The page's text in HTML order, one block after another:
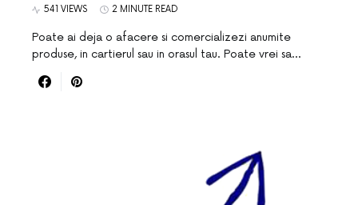
541 VIEWS 2 MINUTE READ
Poate ai deja o afacere si comercializezi anumite
produse, in cartierul sau in orasul tau. Poate vrei sa…